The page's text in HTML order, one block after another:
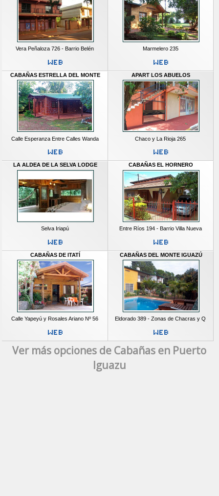
Vera Peñaloza 726 - Barrio Belén Marmelero 235
CABAÑAS ESTRELLA DEL MONTE
Calle Esperanza Entre Calles Wanda
APART LOS ABUELOS
Chaco y La Rioja 265
LA ALDEA DE LA SELVA LODGE
Selva Iriapú
CABAÑAS EL HORNERO
Entre Ríos 194 - Barrio Villa Nueva
CABAÑAS DE ITATÍ
Calle Yapeyú y Rosales Ariano Nº 56
CABAÑAS DEL MONTE IGUAZÚ
Eldorado 389 - Zonas de Chacras y Q
Ver más opciones de Cabañas en Puerto
Iguazu